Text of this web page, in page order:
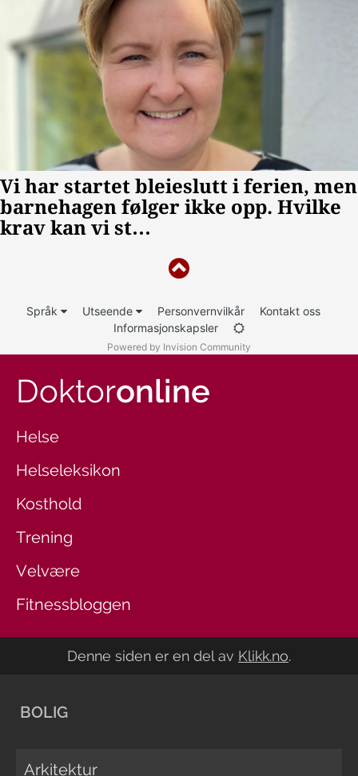
Språk Utseende Personvernvilkår
Kontakt oss
Informasjonskapsler
Powered by Invision Community
Doktoronline
Helse
Helseleksikon
Kosthold
Trening
Velvære
Fitnessbloggen
Denne siden er en del av Klikk.no.
BOLIG
Arkitektur